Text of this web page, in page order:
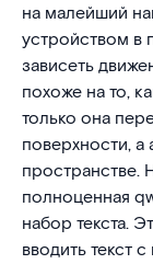
на малейший
устройством в
зависеть
похоже на то,
только она
поверхности,
пространстве.
полноценная
набор текста.
вводить текст